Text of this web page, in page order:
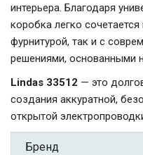
интерьера. Благодаря
коробка легко
фурнитурой, так и с
решениями, основанными
Lindas 33512 — это
создания аккуратной,
открытой
Бренд